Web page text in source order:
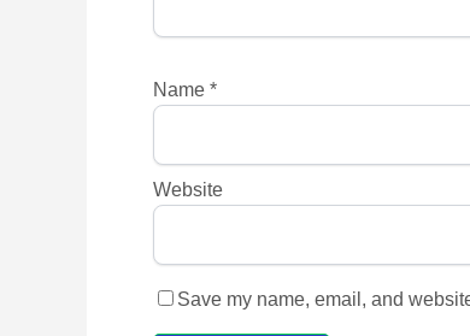
Name *
Website
Save my name, email, and